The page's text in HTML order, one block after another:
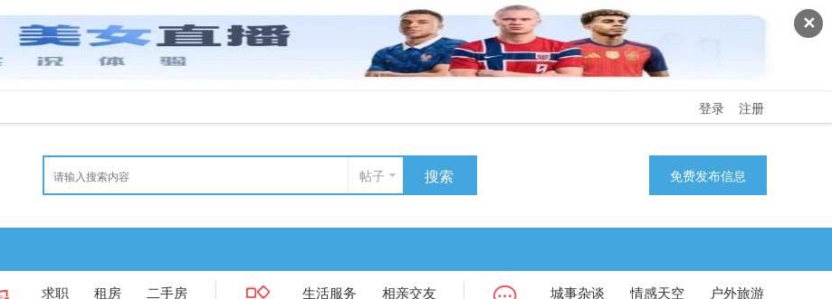
✕
登录 注册
帖子 搜索 免费发布信息
求职 租房
二手房
生活服务
相亲交友
城事杂谈 情感天空
户外旅游